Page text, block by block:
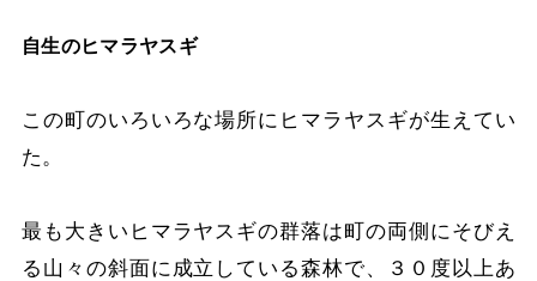
自生のヒマラヤスギ
この町のいろいろな場所にヒマラヤスギが生えてい
た。
最も大きいヒマラヤスギの群落は町の両側にそびえ
る山々の斜面に成立している森林で、３０度以上あ